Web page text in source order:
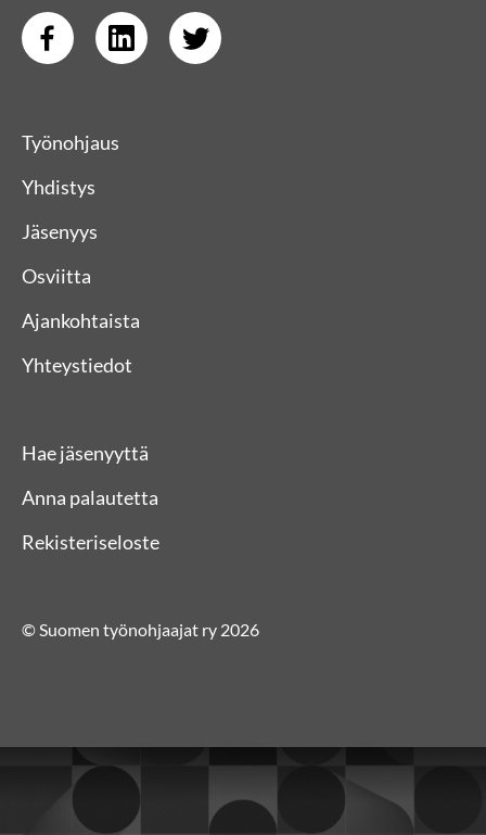
Työnohjaus
Yhdistys
Jäsenyys
Osviitta
Ajankohtaista
Yhteystiedot
Hae jäsenyyttä
Anna palautetta
Rekisteriseloste
© Suomen työnohjaajat ry 2026